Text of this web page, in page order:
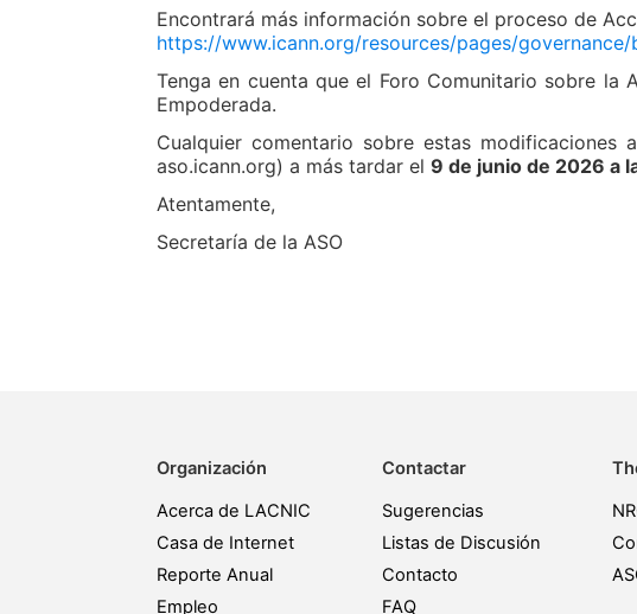
Encontrará más información sobre el proceso de
https://www.icann.org/resources/pages/
Tenga en cuenta que el Foro Comunitario sobre
Empoderada.
Cualquier comentario sobre estas
aso.icann.org) a más tardar el 9 de junio de 2026 a
Atentamente,
Secretaría de la ASO
Organización
Acerca de LACNIC
Casa de Internet
Reporte Anual
Empleo
Contactar
Sugerencias
Listas de Discusión
Contacto
FAQ